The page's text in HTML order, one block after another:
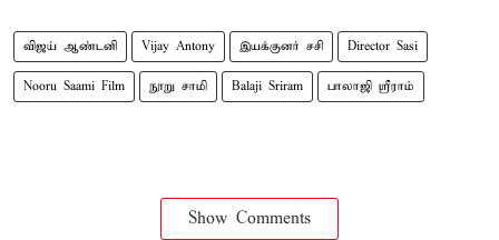
விஜய் ஆண்டனி Vijay Antony இயக்குனர் சசி Director Sasi
Nooru Saami Film நூறு சாமி Balaji Sriram பாலாஜி ஸ்ரீராம்
Show Comments